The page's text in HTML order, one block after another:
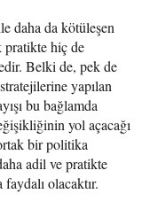
daha da kötüleşen
hiç de
Belki de, pek de
yapılan
bu bağlamda
yol açacağı
bir politika
adil ve pratikte
olacaktır.